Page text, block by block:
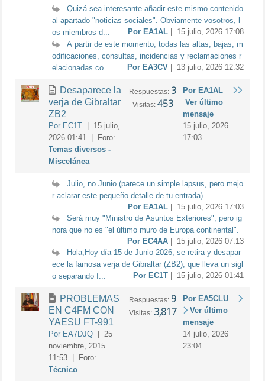
Quizá sea interesante añadir este mismo contenido
al apartado "noticias sociales". Obviamente vosotros, l
os miembros d...
Por EA1AL | 15 julio, 2026 17:08
A partir de este momento, todas las altas, bajas, m
odificaciones, consultas, incidencias y reclamaciones r
elacionadas co...
Por EA3CV | 13 julio, 2026 12:32
Desaparece la
verja de Gibraltar
ZB2
Por EC1T | 15 julio,
2026 01:41 | Foro:
Temas diversos -
Miscelánea
Respuestas: 3
Visitas: 453
Por EA1AL
Ver último
mensaje
15 julio, 2026
17:03
Julio, no Junio (parece un simple lapsus, pero mejo
r aclarar este pequeño detalle de tu entrada).
Por EA1AL | 15 julio, 2026 17:03
Será muy "Ministro de Asuntos Exteriores", pero ig
nora que no es "el último muro de Europa continental".
Por EC4AA | 15 julio, 2026 07:13
Hola,Hoy día 15 de Junio 2026, se retira y desapar
ece la famosa verja de Gibraltar (ZB2), que lleva un sigl
o separando f...
Por EC1T | 15 julio, 2026 01:41
PROBLEMAS
EN C4FM CON
YAESU FT-991
Por EA7DJQ | 25
noviembre, 2015
11:53 | Foro:
Técnico
Respuestas: 9
Visitas: 3,817
Por EA5CLU
Ver último
mensaje
14 julio, 2026
23:04